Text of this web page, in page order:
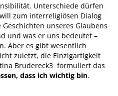
Unterschiede dürfen
zum interreligiösen Dialog
unseres Glaubens
und was er uns bedeutet –
Aber es gibt wesentlich
zuletzt, die Einzigartigkeit
Brudereck3 formuliert das
dass ich wichtig bin.